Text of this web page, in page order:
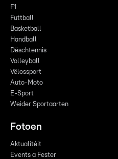
F1
Futtball
Basketball
Handball
Dëschtennis
Volleyball
Vëlossport
Auto-Moto
E-Sport
Weider Sportaarten
Fotoen
Aktualitéit
Events a Fester